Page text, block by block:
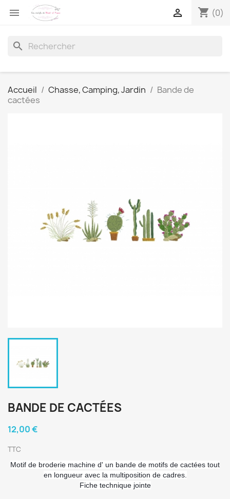
 shopping_cart (0)

search
Accueil Chasse, Camping, Jardin
Bande de
cactées
BANDE DE CACTÉES
12,00 €
TTC
Motif de broderie machine d' un bande de motifs de cactées tout
en longueur avec la multiposition de cadres.
Fiche technique jointe